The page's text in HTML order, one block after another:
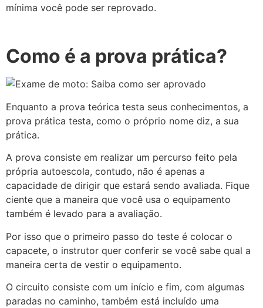
mínima você pode ser reprovado.
Como é a prova prática?
Enquanto a prova teórica testa seus conhecimentos, a
prova prática testa, como o próprio nome diz, a sua
prática.
A prova consiste em realizar um percurso feito pela
própria autoescola, contudo, não é apenas a
capacidade de dirigir que estará sendo avaliada. Fique
ciente que a maneira que você usa o equipamento
também é levado para a avaliação.
Por isso que o primeiro passo do teste é colocar o
capacete, o instrutor quer conferir se você sabe qual a
maneira certa de vestir o equipamento.
O circuito consiste com um início e fim, com algumas
paradas no caminho, também está incluído uma